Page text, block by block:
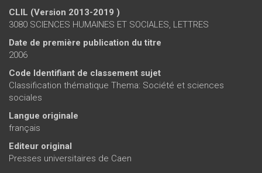
CLIL (Version 2013-2019 )
3080 SCIENCES HUMAINES ET SOCIALES, LETTRES
Date de première publication du titre
2006
Code Identifiant de classement sujet
Classification thématique Thema: Société et sciences
sociales
Langue originale
français
Editeur original
Presses universitaires de Caen